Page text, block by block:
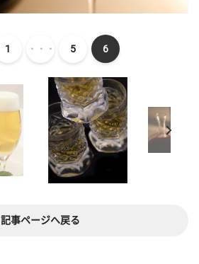
1 ・・・ 5 6
記事ページへ戻る